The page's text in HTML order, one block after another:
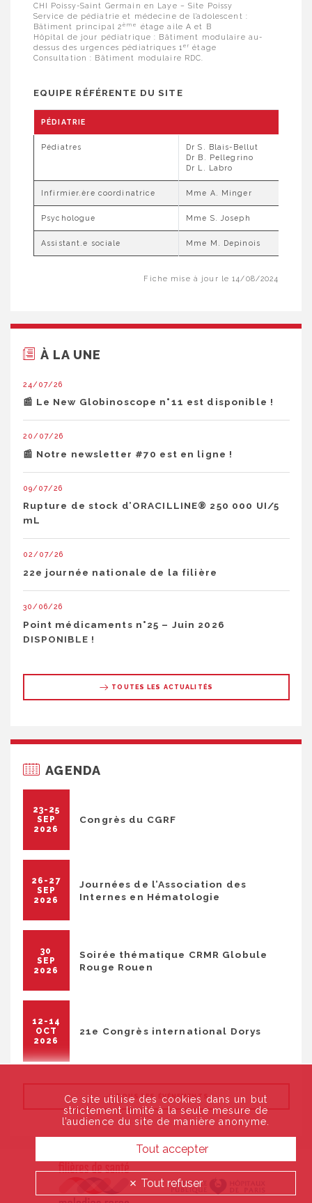
CHI Poissy-Saint Germain en Laye – Site Poissy
Service de pédiatrie et médecine de l’adolescent :
Bâtiment principal 2 ème
étage aile A et B
Hôpital de jour pédiatrique : Bâtiment modulaire au-
dessus des urgences pédiatriques 1 er étage
Consultation : Bâtiment modulaire RDC.
EQUIPE RÉFÉRENTE DU SITE
PÉDIATRIE
Pédiatres
Dr S. Blais-Bellut
Dr B. Pellegrino
Dr L. Labro
Infirmier.ère coordinatrice Mme A. Minger
Psychologue Mme S. Joseph
Assistant.e sociale Mme M. Depinois
Fiche mise à jour le 14/08/2024
À LA UNE
24/07/26
📰 Le New Globinoscope n°11 est disponible !
20/07/26
📰 Notre newsletter #70 est en ligne !
09/07/26
Rupture de stock d’ORACILLINE® 250 000 UI/5
mL
02/07/26
22e journée nationale de la filière
30/06/26
Point médicaments n°25 – Juin 2026
DISPONIBLE !
TOUTES LES ACTUALITÉS
AGENDA
23-25
SEP
2026
Congrès du CGRF
26-27
SEP
2026
Journées de l’Association des
Internes en Hématologie
30
SEP
2026
Soirée thématique CRMR Globule
Rouge Rouen
12-14
OCT
2026
21e Congrès international Dorys
TOUS LES ÉVÉNEMENTS
Ce site utilise des cookies dans un but
strictement limité à la seule mesure de
l’audience du site de manière anonyme.
Tout accepter
Tout refuser